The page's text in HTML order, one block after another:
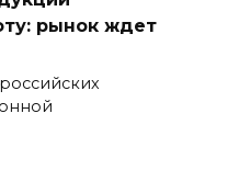
рынок ждет